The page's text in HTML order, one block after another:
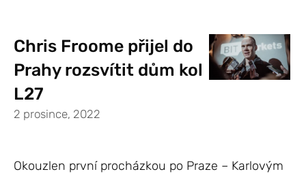
Chris Froome přijel do
Prahy rozsvítit dům kol
L27
2 prosince, 2022
Okouzlen první procházkou po Praze – Karlovým